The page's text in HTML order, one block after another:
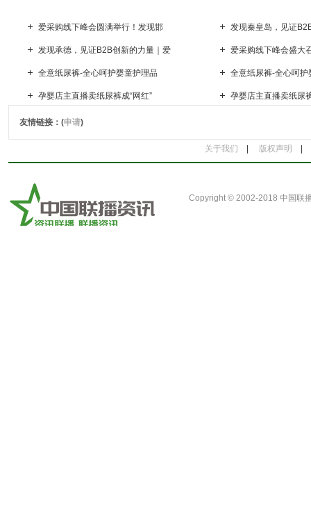
爱采购线下峰会圆满举行！发现邯 发现秦皇岛，见证
发现承德，见证B2B创新的力量｜爱 爱采购线下峰会盛大
全意纸尿裤-全心呵护婴童护理品 全意纸尿裤-全心呵护
孕婴店主直播卖纸尿裤成“网红” 孕婴店主直播卖纸尿
友情链接：(申请)
关于我们 版权声明
Copyright © 2002-2018 中国联